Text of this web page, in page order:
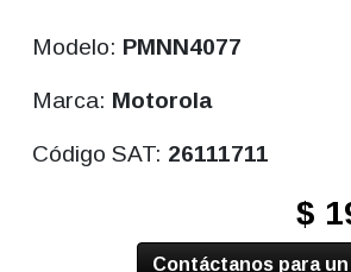
Modelo: PMNN4077
Marca: Motorola
Código SAT: 26111711
$
Contáctanos para